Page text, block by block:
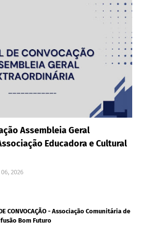
Assembleia Geral
Educadora e Cultural
2026
CONVOCAÇÃO - Associação Comunitária de
Bom Futuro